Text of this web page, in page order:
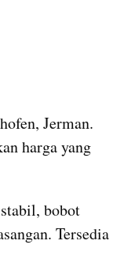
Jerman.
harga yang
bobot
Tersedia